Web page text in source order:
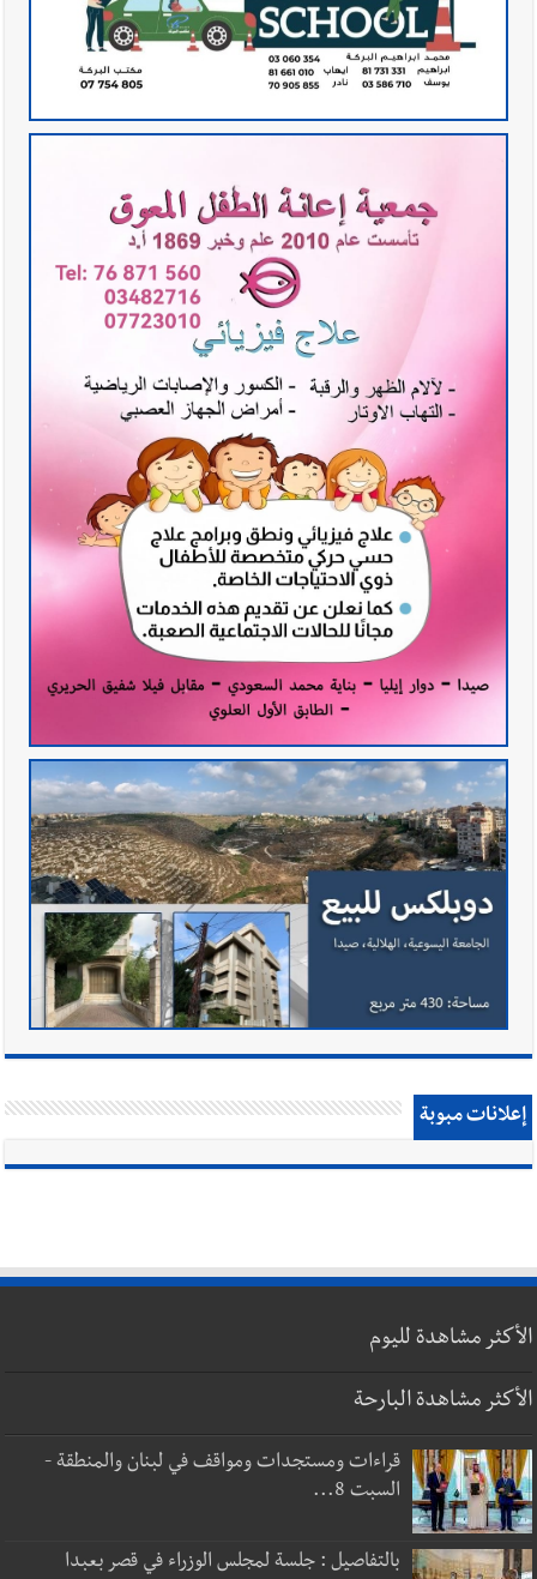
إعلانات مبوبة
الأكثر مشاهدة لليوم
الأكثر مشاهدة البارحة
قراءات ومستجدات ومواقف في لبنان والمنطقة -
السبت 8...
بالتفاصيل : جلسة لمجلس الوزراء في قصر بعبدا